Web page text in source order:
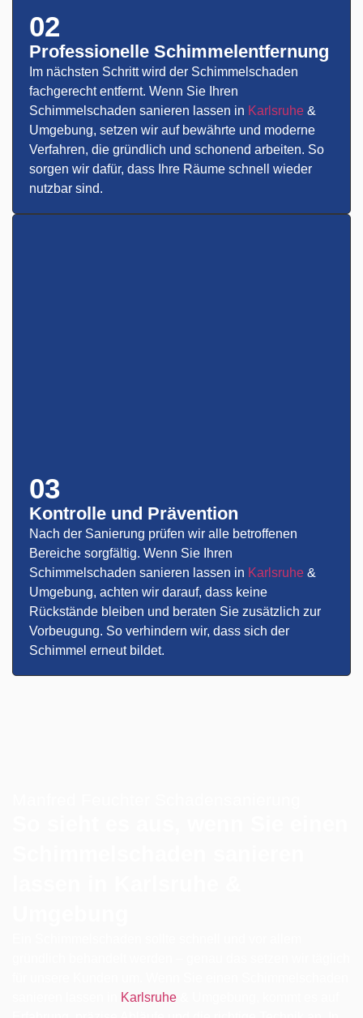
02
Professionelle Schimmelentfernung
Im nächsten Schritt wird der Schimmelschaden
fachgerecht entfernt. Wenn Sie Ihren
Schimmelschaden sanieren lassen in Karlsruhe &
Umgebung, setzen wir auf bewährte und moderne
Verfahren, die gründlich und schonend arbeiten. So
sorgen wir dafür, dass Ihre Räume schnell wieder
nutzbar sind.
03
Kontrolle und Prävention
Nach der Sanierung prüfen wir alle betroffenen
Bereiche sorgfältig. Wenn Sie Ihren
Schimmelschaden sanieren lassen in Karlsruhe &
Umgebung, achten wir darauf, dass keine
Rückstände bleiben und beraten Sie zusätzlich zur
Vorbeugung. So verhindern wir, dass sich der
Schimmel erneut bildet.
Karlsruhe